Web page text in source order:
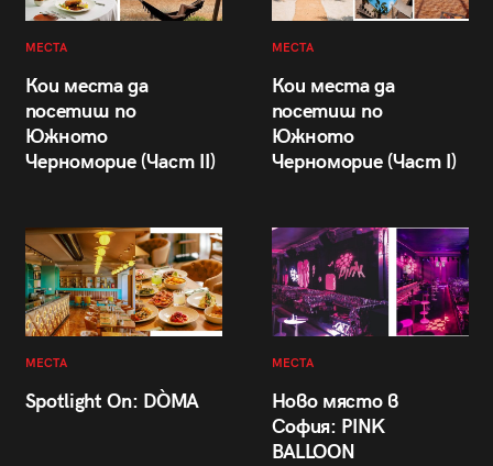
МЕСТА
Кои места да
посетиш по
Южното
Черноморие (Част II)
МЕСТА
Кои места да
посетиш по
Южното
Черноморие (Част I)
МЕСТА
Spotlight On: DÒMA
МЕСТА
Ново място в
София: PINK
BALLOON